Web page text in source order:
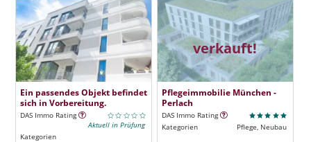
Ein passendes Objekt befindet
sich in Vorbereitung.
DAS Immo Rating
Aktuell in Prüfung
Kategorien
verkauft!
Pflegeimmobilie München -
Perlach
DAS Immo Rating
Kategorien
Pflege, Neubau